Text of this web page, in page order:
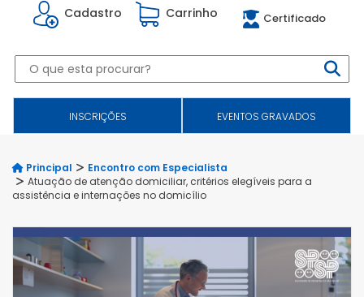
Cadastro Carrinho Certificado
INSCRIÇÕES EVENTOS GRAVADOS
Principal
Encontro com Especialista
Atuação de atenção domiciliar, critérios elegíveis para a
assistência e internações no domicílio